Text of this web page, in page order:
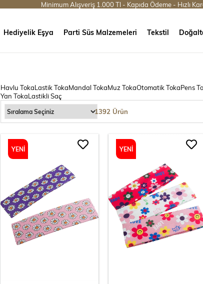
Minimum Alışveriş 1.000 Tl - Kapıda Ödeme - Hızlı
Hediyelik Eşya Parti Süs Malzemeleri Tekstil
Havlu TokaLastik TokaMandal TokaMuz TokaOtomatik TokaPens
Yan TokaLastikli Saç
1392 Ürün
YENI YENI